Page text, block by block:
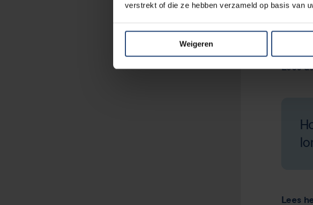
verstrekt of die ze hebben verzameld op basis van
Weigeren
Lees
Lees